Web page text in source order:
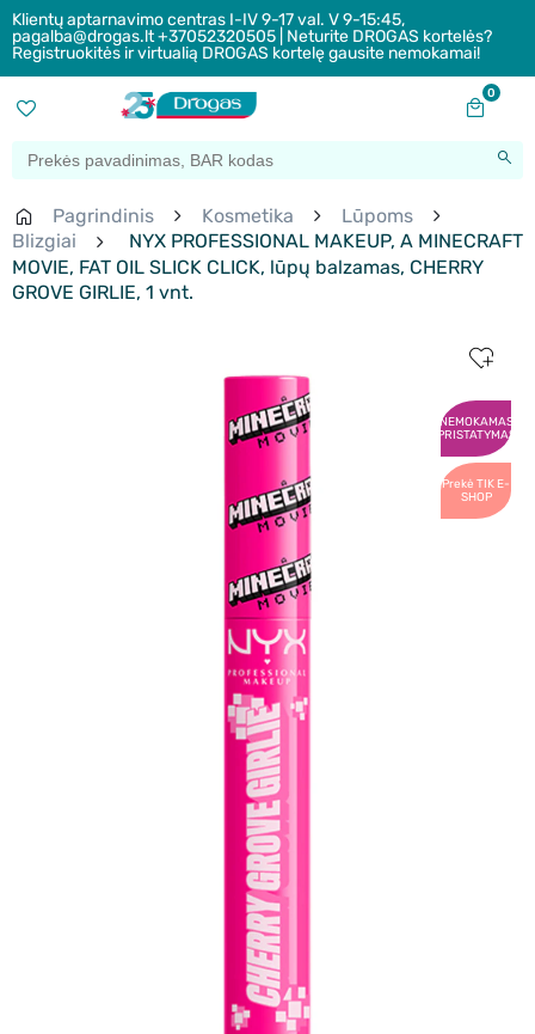
Klientų aptarnavimo centras I-IV 9-17 val. V 9-15:45,
pagalba@drogas.lt +37052320505 | Neturite DROGAS kortelės?
Registruokitės ir virtualią DROGAS kortelę gausite nemokamai!
0
Pagrindinis Kosmetika
Lūpoms
Blizgiai
NYX PROFESSIONAL MAKEUP, A MINECRAFT
MOVIE, FAT OIL SLICK CLICK, lūpų balzamas, CHERRY
GROVE GIRLIE, 1 vnt.
NEMOKAMAS
PRISTATYMAS
Prekė TIK E-
SHOP